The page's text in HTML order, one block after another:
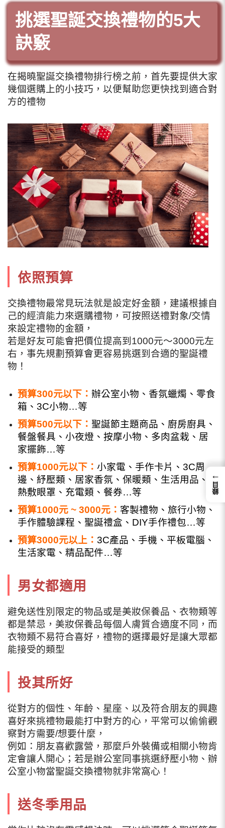
挑選聖誕交換禮物的5大
訣竅
在揭曉聖誕交換禮物排行榜之前，首先要提供大家
幾個選購上的小技巧，以便幫助您更快找到適合對
方的禮物
依照預算
交換禮物最常見玩法就是設定好金額，建議根據自
己的經濟能力來選購禮物，可按照送禮對象/交情
來設定禮物的金額，
若是好友可能會把價位提高到1000元～3000元左
右，事先規劃預算會更容易挑選到合適的聖誕禮
物！
預算300元以下： 辦公室小物、香氛蠟燭、零食
箱、3C小物…等
預算500元以下： 聖誕節主題商品、廚房廚具、
餐盤餐具、小夜燈、按摩小物、多肉盆栽、居
家擺飾…等
預算1000元以下： 小家電、手作卡片、3C周
邊、紓壓類、居家香氛、保暖類、生活用品、
熱敷眼罩、充電類、餐券…等
預算1000元 ~ 3000元： 客製禮物、旅行小物、
手作體驗課程、聖誕禮盒、DIY手作禮包…等
預算3000元以上： 3C產品、手機、平板電腦、
生活家電、精品配件…等
男女都適用
避免送性別限定的物品或是美妝保養品、衣物類等
都是禁忌，美妝保養品每個人膚質合適度不同，而
衣物類不易符合喜好，禮物的選擇最好是讓大眾都
能接受的類型
投其所好
從對方的個性、年齡、星座、以及符合朋友的興趣
喜好來挑禮物最能打中對方的心，平常可以偷偷觀
察對方需要/想要什麼，
例如：朋友喜歡露營，那麼戶外裝備或相關小物肯
定會讓人開心；若是辦公室同事挑選紓壓小物、辦
公室小物當聖誕交換禮物就非常窩心！
送冬季用品
←
錄目